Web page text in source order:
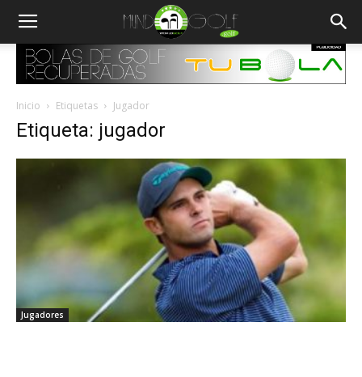
Inicio Etiquetas Jugador
Etiqueta: jugador
Jugadores